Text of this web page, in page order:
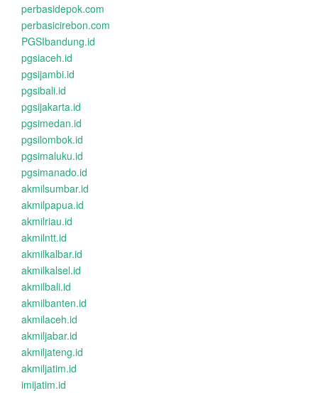
perbasidepok.com
perbasicirebon.com
PGSIbandung.id
pgsiaceh.id
pgsijambi.id
pgsibali.id
pgsijakarta.id
pgsimedan.id
pgsilombok.id
pgsimaluku.id
pgsimanado.id
akmilsumbar.id
akmilpapua.id
akmilriau.id
akmilntt.id
akmilkalbar.id
akmilkalsel.id
akmilbali.id
akmilbanten.id
akmilaceh.id
akmiljabar.id
akmiljateng.id
akmiljatim.id
imijatim.id